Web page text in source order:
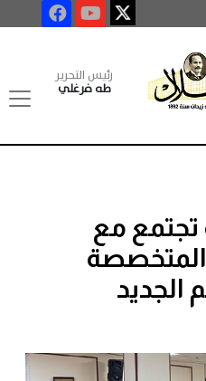
رئيس التحرير
طه فرغلي
تجتمع مع
الجديد